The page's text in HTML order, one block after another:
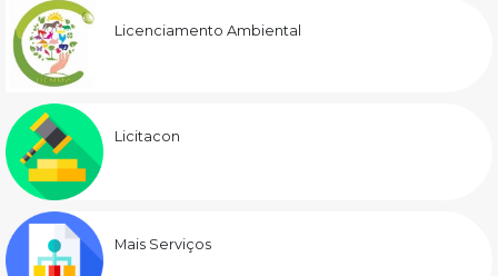
Licenciamento Ambiental
Licitacon
Mais Serviços